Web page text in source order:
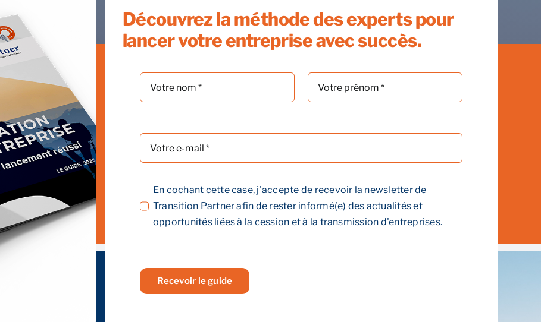
Découvrez la méthode des experts pour
lancer votre entreprise avec succès.
En cochant cette case, j'accepte de recevoir la newsletter de
Transition Partner afin de rester informé(e) des actualités et
opportunités liées à la cession et à la transmission d'entreprises.
Recevoir le guide